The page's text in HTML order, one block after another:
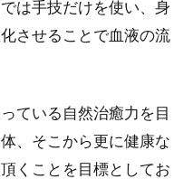
は手技だけを使い、身
させることで血液の流
ている自然治癒力を目
、そこから更に健康な
くことを目標としてお